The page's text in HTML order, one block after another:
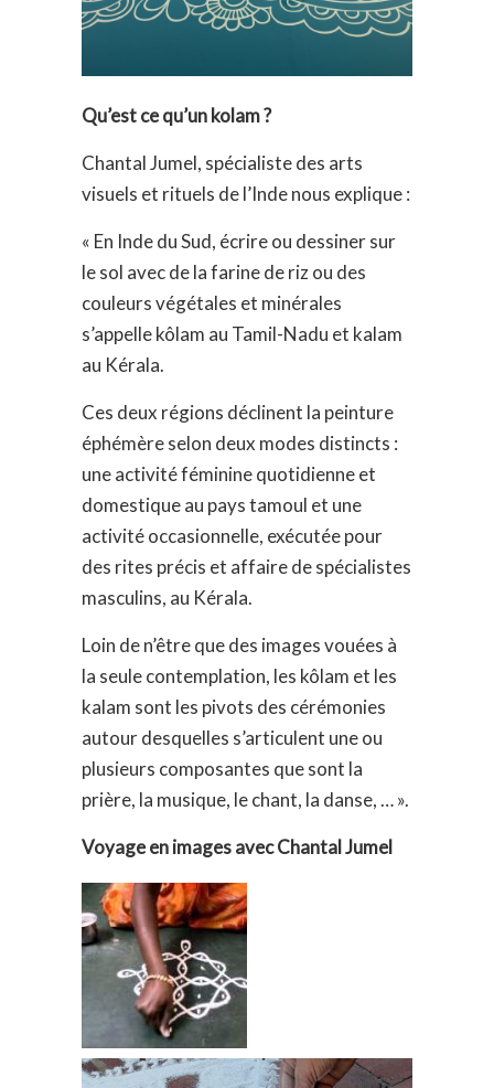
Qu’est ce qu’un kolam ?
Chantal Jumel, spécialiste des arts
visuels et rituels de l’Inde nous explique :
« En Inde du Sud, écrire ou dessiner sur
le sol avec de la farine de riz ou des
couleurs végétales et minérales
s’appelle kôlam au Tamil-Nadu et kalam
au Kérala.
Ces deux régions déclinent la peinture
éphémère selon deux modes distincts :
une activité féminine quotidienne et
domestique au pays tamoul et une
activité occasionnelle, exécutée pour
des rites précis et affaire de spécialistes
masculins, au Kérala.
Loin de n’être que des images vouées à
la seule contemplation, les kôlam et les
kalam sont les pivots des cérémonies
autour desquelles s’articulent une ou
plusieurs composantes que sont la
prière, la musique, le chant, la danse, … ».
Voyage en images avec Chantal Jumel